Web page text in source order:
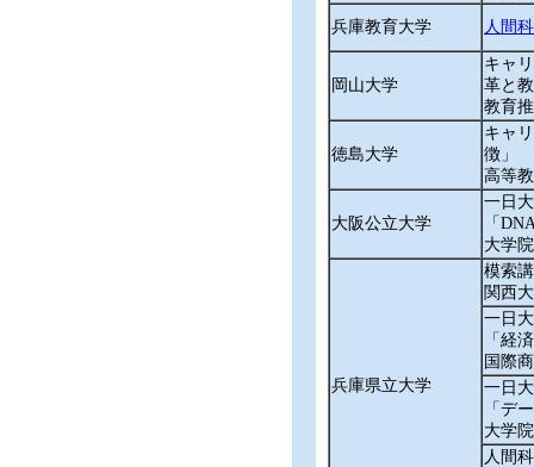
兵庫教育大学 人間
岡山大学
キャ
革と
教育
徳島大学
キャ
徴」
高等
大阪公立大学
一日
「
大学
兵庫県立大学
模索
関西
一日
「経
国際
一日
「デ
大学
人間